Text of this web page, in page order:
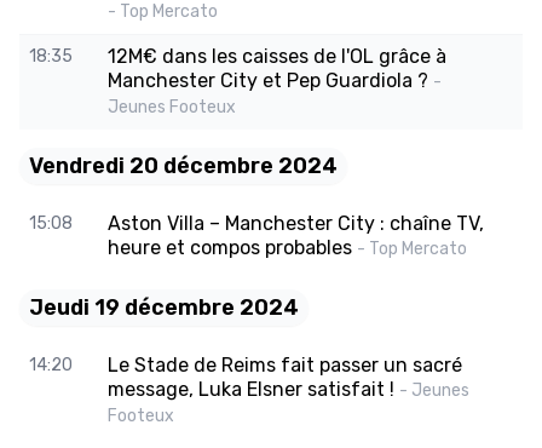
- Top Mercato
18:35
12M€ dans les caisses de l'OL grâce à
Manchester City et Pep Guardiola ? -
Jeunes Footeux
Vendredi 20 décembre 2024
15:08
Aston Villa – Manchester City : chaîne TV,
heure et compos probables - Top Mercato
Jeudi 19 décembre 2024
14:20
Le Stade de Reims fait passer un sacré
message, Luka Elsner satisfait ! - Jeunes
Footeux